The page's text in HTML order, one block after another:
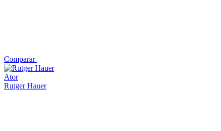
Comparar
Ator
Rutger Hauer